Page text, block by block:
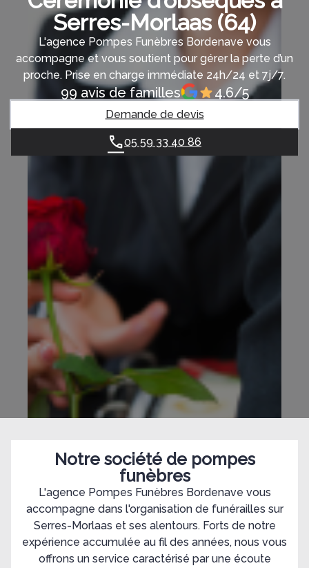
Serres-Morlaas (64)
L'agence Pompes Funèbres Bordenave vous
accompagne et vous soutient pour gérer la perte d’un
proche. Prise en charge immédiate 24h/24 et 7j/7.
99 avis de familles 4.6/5
Demande de devis
05 59 33 40 86
Notre société de pompes
funèbres
L'agence Pompes Funèbres Bordenave vous
accompagne dans l'organisation de funérailles sur
Serres-Morlaas et ses alentours. Forts de notre
expérience accumulée au fil des années, nous vous
offrons un service caractérisé par une écoute